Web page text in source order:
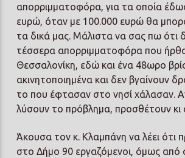
απορριμματοφόρα, για τα οποία
ευρώ, όταν με 100.000 ευρώ θα
τα δικά μας. Μάλιστα να σας πω ότι
τέσσερα απορριμματοφόρα που
Θεσσαλονίκη, εδώ και ένα 48ωρο
ακινητοποιημένα και δεν βγαίνουν
το που έφτασαν στο νησί χάλασαν.
λύσουν το πρόβλημα, προσθέτουν κι
Άκουσα τον κ. Κλαμπάνη να λέει ότι
στο Δήμο 90 εργαζόμενοι, όμως από